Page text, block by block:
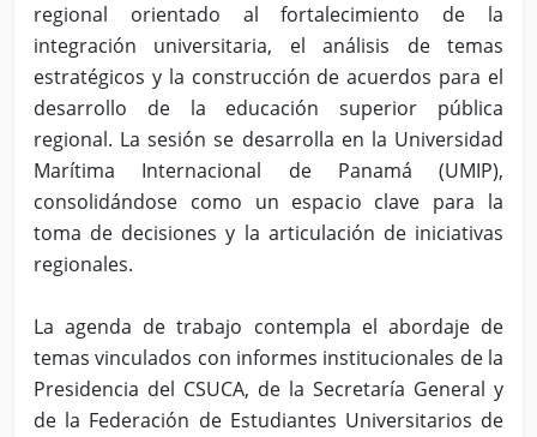
regional orientado al fortalecimiento de la
integración universitaria, el análisis de temas
estratégicos y la construcción de acuerdos para el
desarrollo de la educación superior pública
regional. La sesión se desarrolla en la Universidad
Marítima Internacional de Panamá (UMIP),
consolidándose como un espacio clave para la
toma de decisiones y la articulación de iniciativas
regionales.
La agenda de trabajo contempla el abordaje de
temas vinculados con informes institucionales de la
Presidencia del CSUCA, de la Secretaría General y
de la Federación de Estudiantes Universitarios de